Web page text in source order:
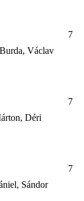
Václav
7
Déri
7
Sándor
7